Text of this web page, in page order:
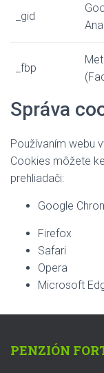
_gid
_fbp
Správa
Používaním webu
Cookies môžete
prehliadači:
Google
Firefox
Safari
Opera
Microsoft
PENZIÓN